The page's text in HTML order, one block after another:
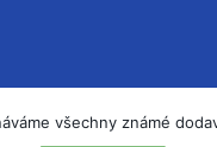
všechny známé